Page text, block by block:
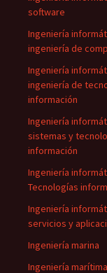
software
Ingeniería
ingeniería de
Ingeniería
ingeniería de
información
Ingeniería
sistemas y
información
Ingeniería
Tecnologías
Ingeniería
servicios y
Ingeniería marina
Ingeniería marítima